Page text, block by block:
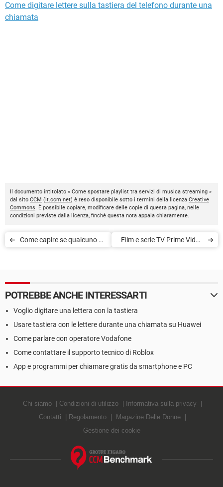
Come digitare lettere sulla tastiera del telefono durante una
chiamata
Il documento intitolato « Come spostare playlist tra servizi di musica streaming »
dal sito CCM (it.ccm.net) è reso disponibile sotto i termini della licenza Creative
Commons. È possibile copiare, modificare delle copie di questa pagina, nelle
condizioni previste dalla licenza, finché questa nota appaia chiaramente.
Come capire se qualcuno ha
piattaforme
Film e serie TV Prime Video
POTREBBE ANCHE INTERESSARTI
Voglio digitare una lettera con la tastiera
Usare tastiera con le lettere durante una chiamata su Huawei
Come parlare con operatore Vodafone
Come contattare il supporto tecnico di Roblox
App e programmi per chiamare gratis da smartphone e PC
Chi siamo Condizioni di utilizzo
Informativa sulla privacy
Contatti
Regolamento
Magazine Delle Donne
Gestione dei cookie